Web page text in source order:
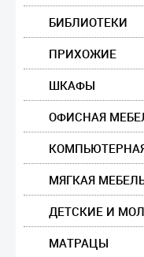
БИБЛИОТЕКИ
ПРИХОЖИЕ
ШКАФЫ
ОФИСНАЯ
МЯГКАЯ
ДЕТСКИЕ И
МАТРАЦЫ